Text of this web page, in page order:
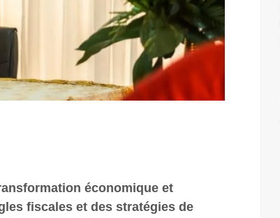
économique et
fiscales et des stratégies de